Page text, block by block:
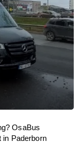
OsaBus
in Paderborn